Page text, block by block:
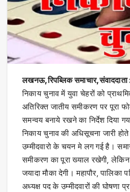
लखनऊ,रिपब्लिक
निकाय चुनाव में युवा चेहरों को
अतिरिक्त जातीय समीकरण पर पूरा
समन्वय बनाये रखने का निर्देश दिया
निकाय चुनाव की अधिसूचना जारी होते
उम्मीदवारो के चयन मे लग गई है।
समीकरण का पूरा ख्याल रखेगी,
जयादा मौका देगी। महापौर, पालिका
अध्यक्ष पद के उम्मीदवारों की घोषणा